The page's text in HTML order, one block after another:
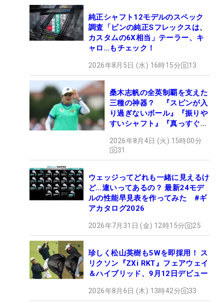
純正シャフト12モデルのスペック
調査「ピンの純正Sフレックスは、
カスタムの6X相当」テーラー、キ
ャロ…もチェック！
2026年8月5日 (水) 16時15分 13
桑木志帆の全英制覇を支えた
三種の神器？ 『スピンが入
り過ぎないボール』『振りや
すいシャフト』『真っすぐ飛
セッティング
2026年8月4日 (火) 15時00分
31
ウェッジってどれも一緒に見えるけ
ど…違いってあるの？ 最新24モデ
ルの性能早見表を作ってみた #ギ
アカタログ2026
2026年7月31日 (金) 12時15分 25
珍しく松山英樹も5Wを即採用！ ス
リクソン『ZXi RKT』フェアウェイ
＆ハイブリッド、9月12日デビュー
2026年8月6日 (木) 13時42分 33